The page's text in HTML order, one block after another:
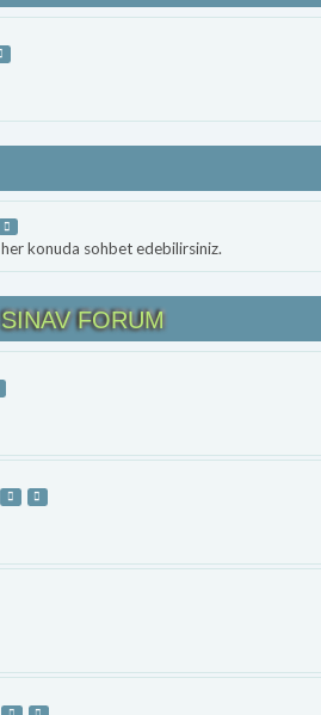
konuda sohbet edebilirsiniz.
FORUM